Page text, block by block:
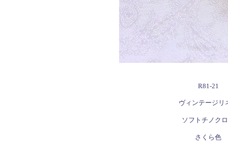
R81-21
ヴィンテージリ
ソフトチノク
さくら色